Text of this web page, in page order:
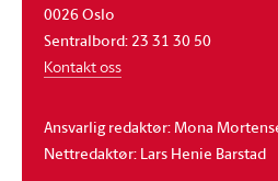
0026 Oslo
Sentralbord: 23 31 30 50
Kontakt oss
Ansvarlig redaktør: Mona
Nettredaktør: Lars Henie Barstad